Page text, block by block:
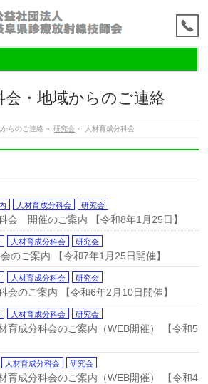
会・地域からのご連絡
らのご連絡 » 研究会 » 人材育成分科会
人材育成分科会 研究会
会 開催のご案内 【令和8年1月25日】
人材育成分科会 研究会
のご案内 【令和7年1月25日開催】
人材育成分科会 研究会
のご案内 【令和6年2月10日開催】
人材育成分科会 研究会
育成分科会のご案内（WEB開催） 【令和5
人材育成分科会 研究会
育成分科会のご案内（WEB開催） 【令和4